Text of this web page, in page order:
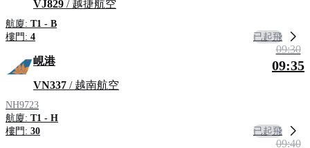
VJ829 / 越捷航空
航廈: T1 - B
樓門: 4 已起飛
峴港
VN337 / 越南航空
NH9723
航廈: T1 - H
樓門: 30
09:30
09:35
已起飛
09:40